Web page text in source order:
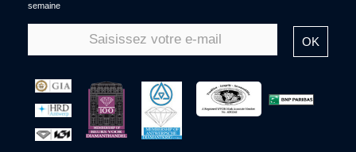
semaine
OK